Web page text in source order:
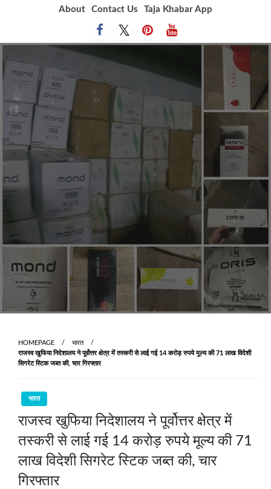
About Contact Us Taja Khabar App
HOMEPAGE
भारत
राजस्व खुफिया निदेशालय ने पूर्वोत्तर क्षेत्र में तस्करी से लाई गई 14 करोड़ रुपये मूल्य की 71 लाख विदेशी
सिगरेट स्टिक जब्त की, चार गिरफ्तार
भारत
राजस्व खुफिया निदेशालय ने पूर्वोत्तर क्षेत्र में
तस्करी से लाई गई 14 करोड़ रुपये मूल्य की 71
लाख विदेशी सिगरेट स्टिक जब्त की, चार
गिरफ्तार